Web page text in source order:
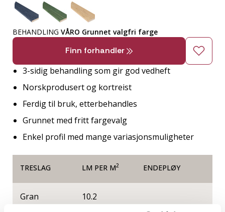
BEHANDLING VÅRO Grunnet valgfri farge
Finn forhandler
3-sidig behandling som gir god vedheft
Norskprodusert og kortreist
Ferdig til bruk, etterbehandles
Grunnet med fritt fargevalg
Enkel profil med mange variasjonsmuligheter
TRESLAG LM PER M2 ENDEPLØY
Gran 10.2